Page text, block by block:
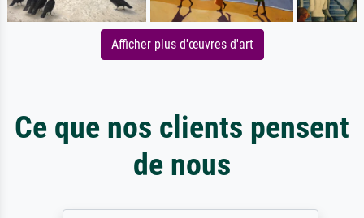
Afficher plus d'œuvres d'art
Ce que nos clients pensent
de nous